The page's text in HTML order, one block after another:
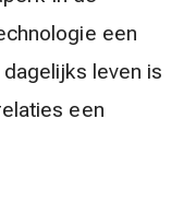
een
leven is
een